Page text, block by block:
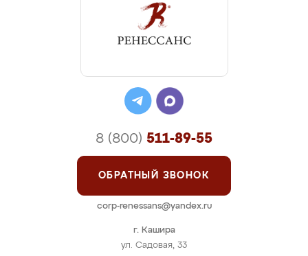
г. Кашира
ул. Садовая, 33
8 (800) 511-89-55
ОБРАТНЫЙ ЗВОНОК
corp-renessans@yandex.ru